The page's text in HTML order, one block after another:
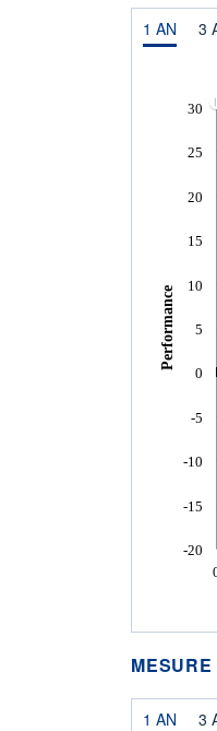
1 AN 3
-20
-15
-10
-5
0
5
10
15
20
25
30
Performance
1 AN 3